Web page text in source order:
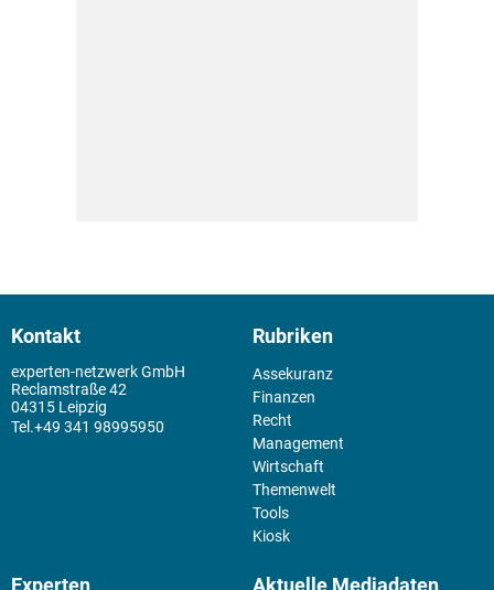
Kontakt
experten-netzwerk GmbH
Reclamstraße 42
04315 Leipzig
+49 341 98995950
Rubriken
Assekuranz
Finanzen
Recht
Management
Wirtschaft
Themenwelt
Tools
Kiosk
Experten Aktuelle Mediadaten